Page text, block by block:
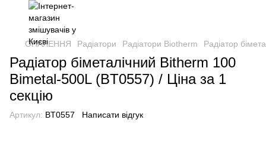
ОПАЛЕННЯ Радіатори Радіатори Biotherm Радіатор
Радіатор біметалічний Bitherm 100
Bimetal-500L (BT0557) / Ціна за 1
секцію
Артикул: BT0557 Написати відгук